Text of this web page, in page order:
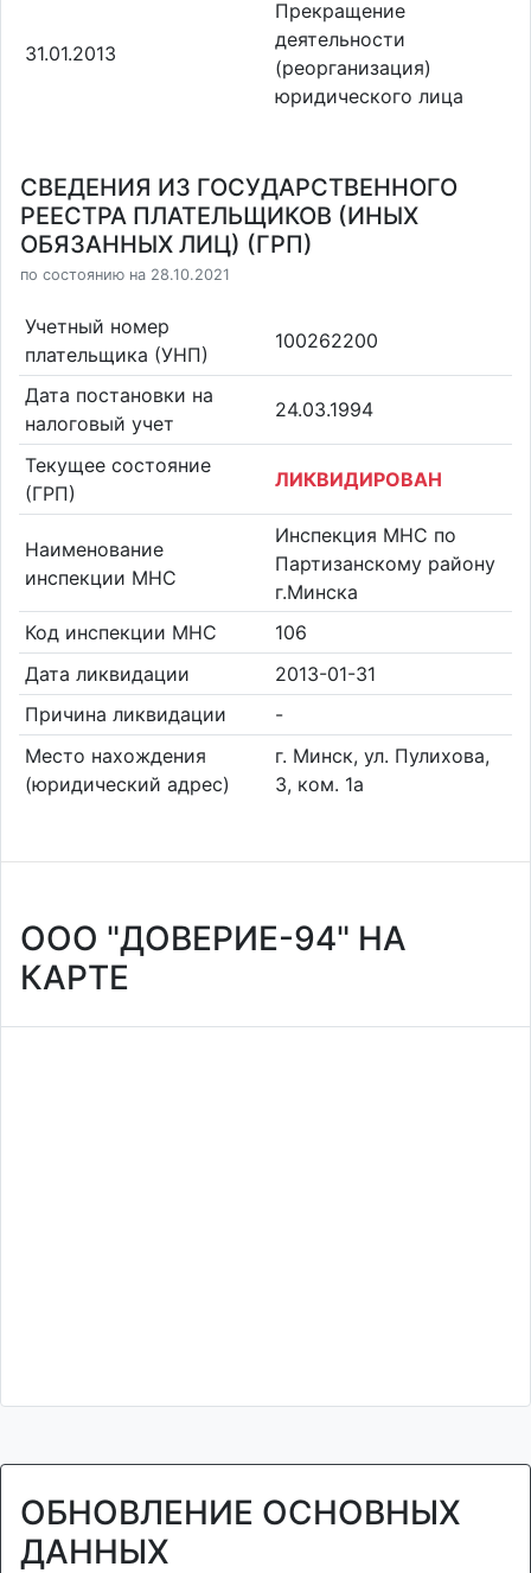
31.01.2013
Прекращение
деятельности
(реорганизация)
юридического лица
СВЕДЕНИЯ ИЗ ГОСУДАРСТВЕННОГО
РЕЕСТРА ПЛАТЕЛЬЩИКОВ (ИНЫХ
ОБЯЗАННЫХ ЛИЦ) (ГРП)
по состоянию на 28.10.2021
Учетный номер
плательщика (УНП)
100262200
Дата постановки на
налоговый учет
24.03.1994
Текущее состояние
(ГРП)
ЛИКВИДИРОВАН
Наименование
инспекции МНС
Инспекция МНС по
Партизанскому району
г.Минска
Код инспекции МНС
106
Дата ликвидации
2013-01-31
Причина ликвидации
-
Место нахождения
(юридический адрес)
г. Минск, ул. Пулихова,
3, ком. 1а
ООО "ДОВЕРИЕ-94" НА
КАРТЕ
ОБНОВЛЕНИЕ ОСНОВНЫХ
ДАННЫХ